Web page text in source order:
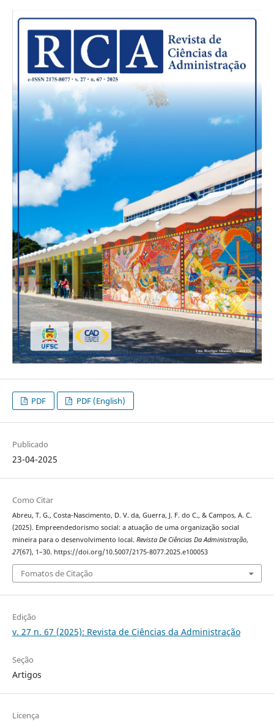
PDF PDF (English)
Publicado
23-04-2025
Como Citar
Abreu, T. G., Costa-Nascimento, D. V. da, Guerra, J. F. do C., & Campos, A. C.
(2025). Empreendedorismo social: a atuação de uma organização social
mineira para o desenvolvimento local. Revista De Ciências Da Administração,
27(67), 1–30. https://doi.org/10.5007/2175-8077.2025.e100053
Fomatos de Citação
Edição
v. 27 n. 67 (2025): Revista de Ciências da Administração
Seção
Artigos
Licença